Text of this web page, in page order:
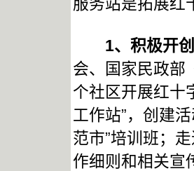
1、积极开
会、国家民政部
个社区开展红十
工作站”，创建
范市”培训班；
作细则和相关宣